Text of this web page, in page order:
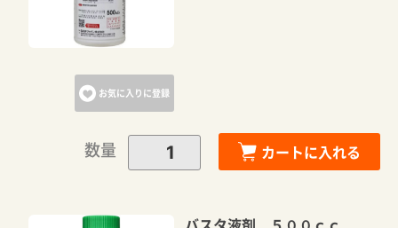
お気に入りに登録
数量 カートに入れる